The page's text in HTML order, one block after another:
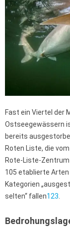
Fast ein Viertel der
Ostseegewässern
bereits
Roten Liste, die
Rote-Liste-
105 etablierte
Kategorien
selten“ fallen123.